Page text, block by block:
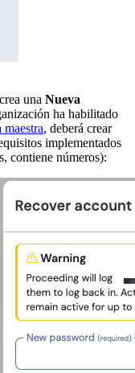
una Nueva
ha habilitado
, deberá crear
implementados
contiene números):